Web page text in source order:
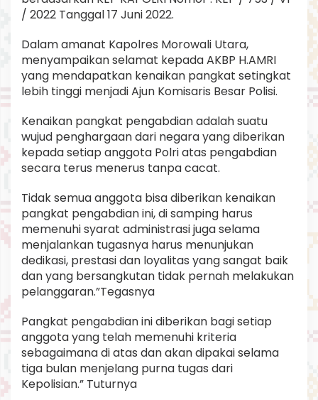
/ 2022 Tanggal 17 Juni 2022.
Dalam amanat Kapolres Morowali Utara,
menyampaikan selamat kepada AKBP H.AMRI
yang mendapatkan kenaikan pangkat setingkat
lebih tinggi menjadi Ajun Komisaris Besar Polisi.
Kenaikan pangkat pengabdian adalah suatu
wujud penghargaan dari negara yang diberikan
kepada setiap anggota Polri atas pengabdian
secara terus menerus tanpa cacat.
Tidak semua anggota bisa diberikan kenaikan
pangkat pengabdian ini, di samping harus
memenuhi syarat administrasi juga selama
menjalankan tugasnya harus menunjukan
dedikasi, prestasi dan loyalitas yang sangat baik
dan yang bersangkutan tidak pernah melakukan
pelanggaran.”Tegasnya
Pangkat pengabdian ini diberikan bagi setiap
anggota yang telah memenuhi kriteria
sebagaimana di atas dan akan dipakai selama
tiga bulan menjelang purna tugas dari
Kepolisian.” Tuturnya